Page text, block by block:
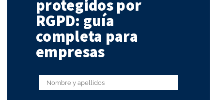
protegidos por
RGPD: guía
completa para
empresas